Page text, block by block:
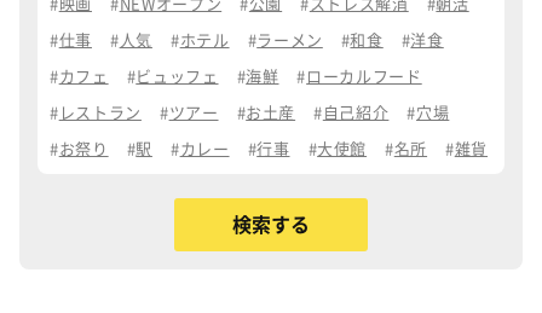
映画 NEWオープン 公園 ストレス解消 朝活
仕事 人気 ホテル ラーメン 和食 洋食
カフェ ビュッフェ 海鮮 ローカルフード
レストラン ツアー お土産 自己紹介 穴場
お祭り 駅 カレー 行事 大使館 名所 雑貨